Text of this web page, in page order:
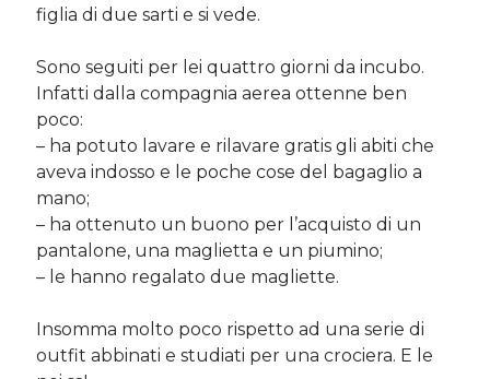
Twitter Feed
figlia di due sarti e si vede.
Sono seguiti per lei quattro giorni da incubo.
Infatti dalla compagnia aerea ottenne ben
poco:
– ha potuto lavare e rilavare gratis gli abiti che
aveva indosso e le poche cose del bagaglio a
mano;
– ha ottenuto un buono per l’acquisto di un
pantalone, una maglietta e un piumino;
– le hanno regalato due magliette.
Insomma molto poco rispetto ad una serie di
outfit abbinati e studiati per una crociera. E le